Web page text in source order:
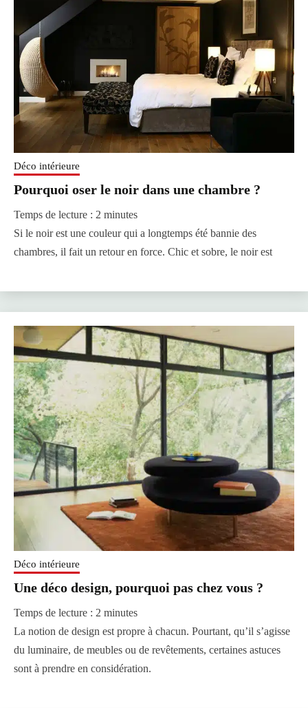
Déco intérieure
Pourquoi oser le noir dans une chambre ?
Temps de lecture : 2 minutes
Si le noir est une couleur qui a longtemps été bannie des
chambres, il fait un retour en force. Chic et sobre, le noir est
Déco intérieure
Une déco design, pourquoi pas chez vous ?
Temps de lecture : 2 minutes
La notion de design est propre à chacun. Pourtant, qu’il s’agisse
du luminaire, de meubles ou de revêtements, certaines astuces
sont à prendre en considération.